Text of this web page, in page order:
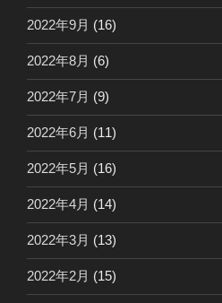
2022年9月 (16)
2022年8月 (6)
2022年7月 (9)
2022年6月 (11)
2022年5月 (16)
2022年4月 (14)
2022年3月 (13)
2022年2月 (15)